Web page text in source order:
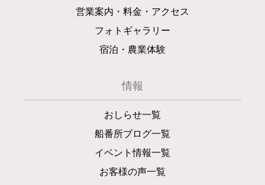
営業案内・料金・アクセス
フォトギャラリー
宿泊・農業体験
情報
おしらせ一覧
船番所ブログ一覧
イベント情報一覧
お客様の声一覧